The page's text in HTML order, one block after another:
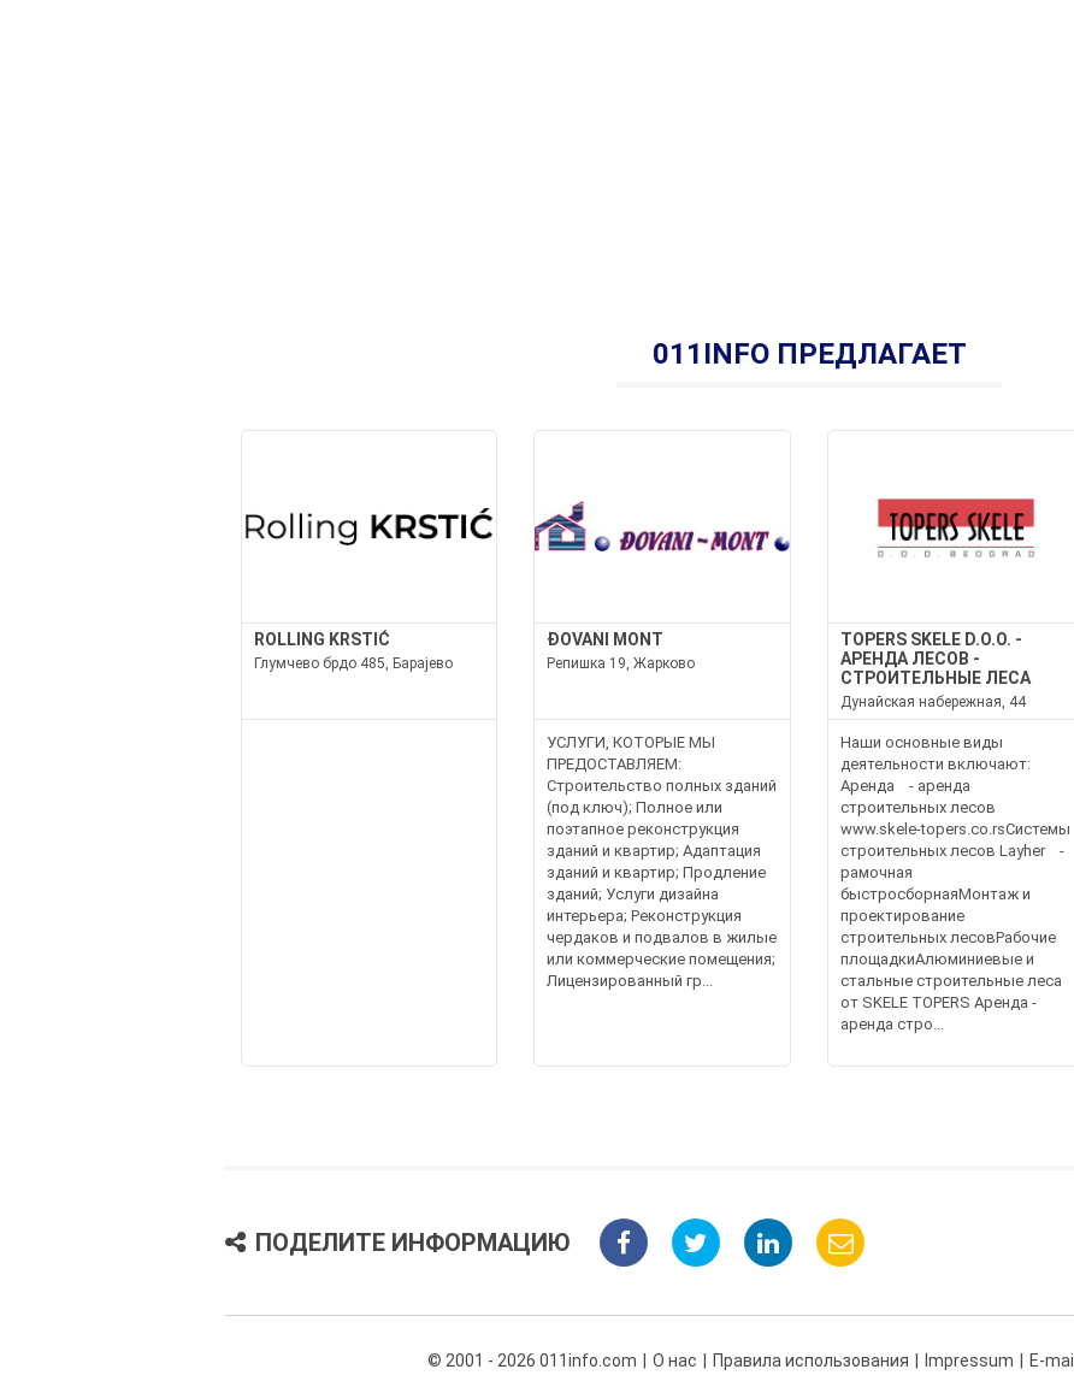
011INFO ПРЕДЛАГАЕТ
ROLLING KRSTIĆ
Глумчево брдо 485, Барајево
ĐOVANI MONT
Репишка 19, Жарково
УСЛУГИ, КОТОРЫЕ МЫ
ПРЕДОСТАВЛЯЕМ:
Строительство полных зданий
(под ключ); Полное или
поэтапное реконструкция
зданий и квартир; Адаптация
зданий и квартир; Продление
зданий; Услуги дизайна
интерьера; Реконструкция
чердаков и подвалов в жилые
или коммерческие помещения;
Лицензированный гр...
TOPERS SKELE D.O.O. -
АРЕНДА ЛЕСОВ -
СТРОИТЕЛЬНЫЕ ЛЕСА
Дунайская набережная, 44
Наши основные виды
деятельности включают:
Аренда - аренда
строительных лесов
www.skele-topers.co.rsСистемы
строительных лесов Layher -
рамочная
быстросборнаяМонтаж и
проектирование
строительных лесовРабочие
площадкиАлюминиевые и
стальные строительные леса
от SKELE TOPERS Аренда -
аренда стро...
ПОДЕЛИТЕ ИНФОРМАЦИЮ
© 2001 - 2026 011info.com О нас Правила использования Impressum E-mail